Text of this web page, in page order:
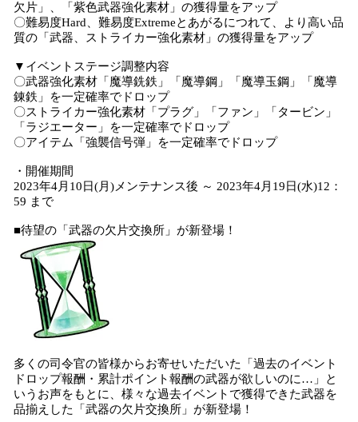
欠片」、「紫色武器強化素材」の獲得量をアップ
〇難易度Hard、難易度Extremeとあがるにつれて、より高い品
質の「武器、ストライカー強化素材」の獲得量をアップ
▼イベントステージ調整内容
〇武器強化素材「魔導銑鉄」「魔導鋼」「魔導玉鋼」「魔導
錬鉄」を一定確率でドロップ
〇ストライカー強化素材「プラグ」「ファン」「タービン」
「ラジエーター」を一定確率でドロップ
〇アイテム「強襲信号弾」を一定確率でドロップ
・開催期間
2023年4月10日(月)メンテナンス後 ～ 2023年4月19日(水)12：
59 まで
■待望の「武器の欠片交換所」が新登場！
多くの司令官の皆様からお寄せいただいた「過去のイベント
ドロップ報酬・累計ポイント報酬の武器が欲しいのに…」と
いうお声をもとに、様々な過去イベントで獲得できた武器を
品揃えした「武器の欠片交換所」が新登場！